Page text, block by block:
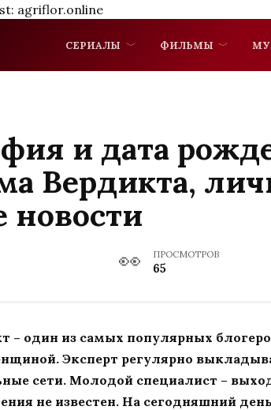
agriflor.online
СЕРИАЛЫ ФИЛЬМЫ
и дата
Вердикта,
новости
ПРОСМОТРОВ
65
– один из самых популярных
Эксперт регулярно
сети. Молодой специалист –
не известен. На сегодняшний